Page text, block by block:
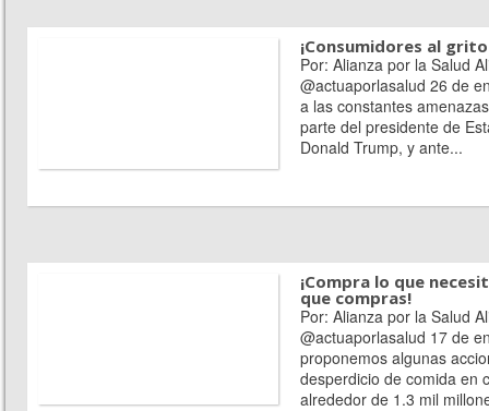
¡Consumidores al
Por: Alianza por la Salud
@actuaporlasalud 26 de
a las constantes
parte del presidente de
Donald Trump, y ante...
¡Compra lo que
que compras!
Por: Alianza por la Salud
@actuaporlasalud 17 de
proponemos algunas
desperdicio de comida en
alrededor de 1.3 mil